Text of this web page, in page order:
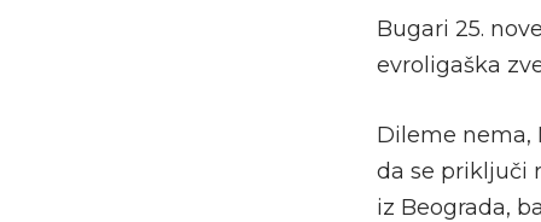
Bugari 25.
evroligaška
Dileme nema,
da se priključi
iz Beograda,